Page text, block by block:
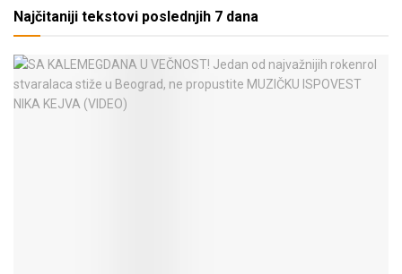
Najčitaniji tekstovi poslednjih 7 dana